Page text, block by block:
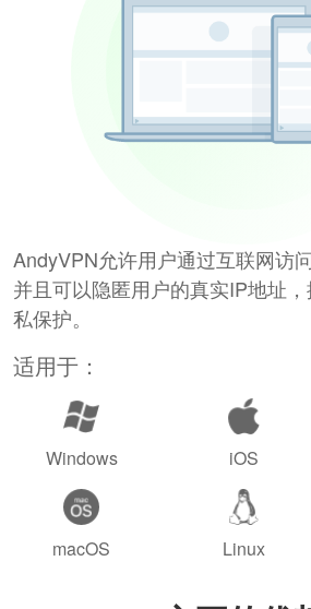
AndyVPN允许用户通过互联网访
并且可以隐匿用户的真实IP地址
私保护。
适用于：
Windows iOS
macOS Linux